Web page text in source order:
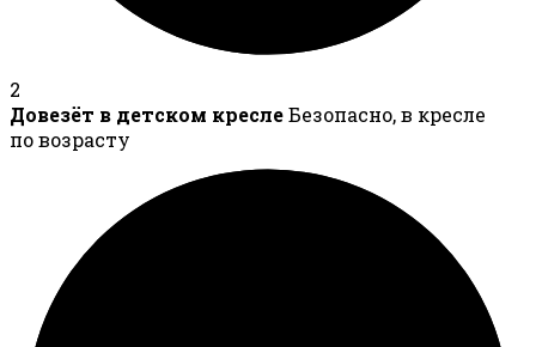
2
Довезёт в детском креслеБезопасно, в кресле
по возрасту